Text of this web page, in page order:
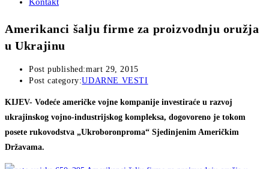
Amerikanci šalju firme za proizvodnju oružja
u Ukrajinu
Post published:mart 29, 2015
Post category:UDARNE VESTI
KIJEV- Vodeće američke vojne kompanije investiraće u razvoj
ukrajinskog vojno-industrijskog kompleksa, dogovoreno je tokom
posete rukovodstva „Ukroboronproma“ Sjedinjenim Američkim
Državama.